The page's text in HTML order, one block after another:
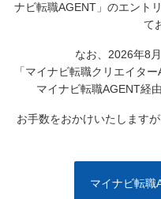
ナビ転職AGENT」のエント
て
なお、2026年8
「マイナビ転職クリエイタ
マイナビ転職AGENT経
お手数をおかけいたします
マイナビ転職